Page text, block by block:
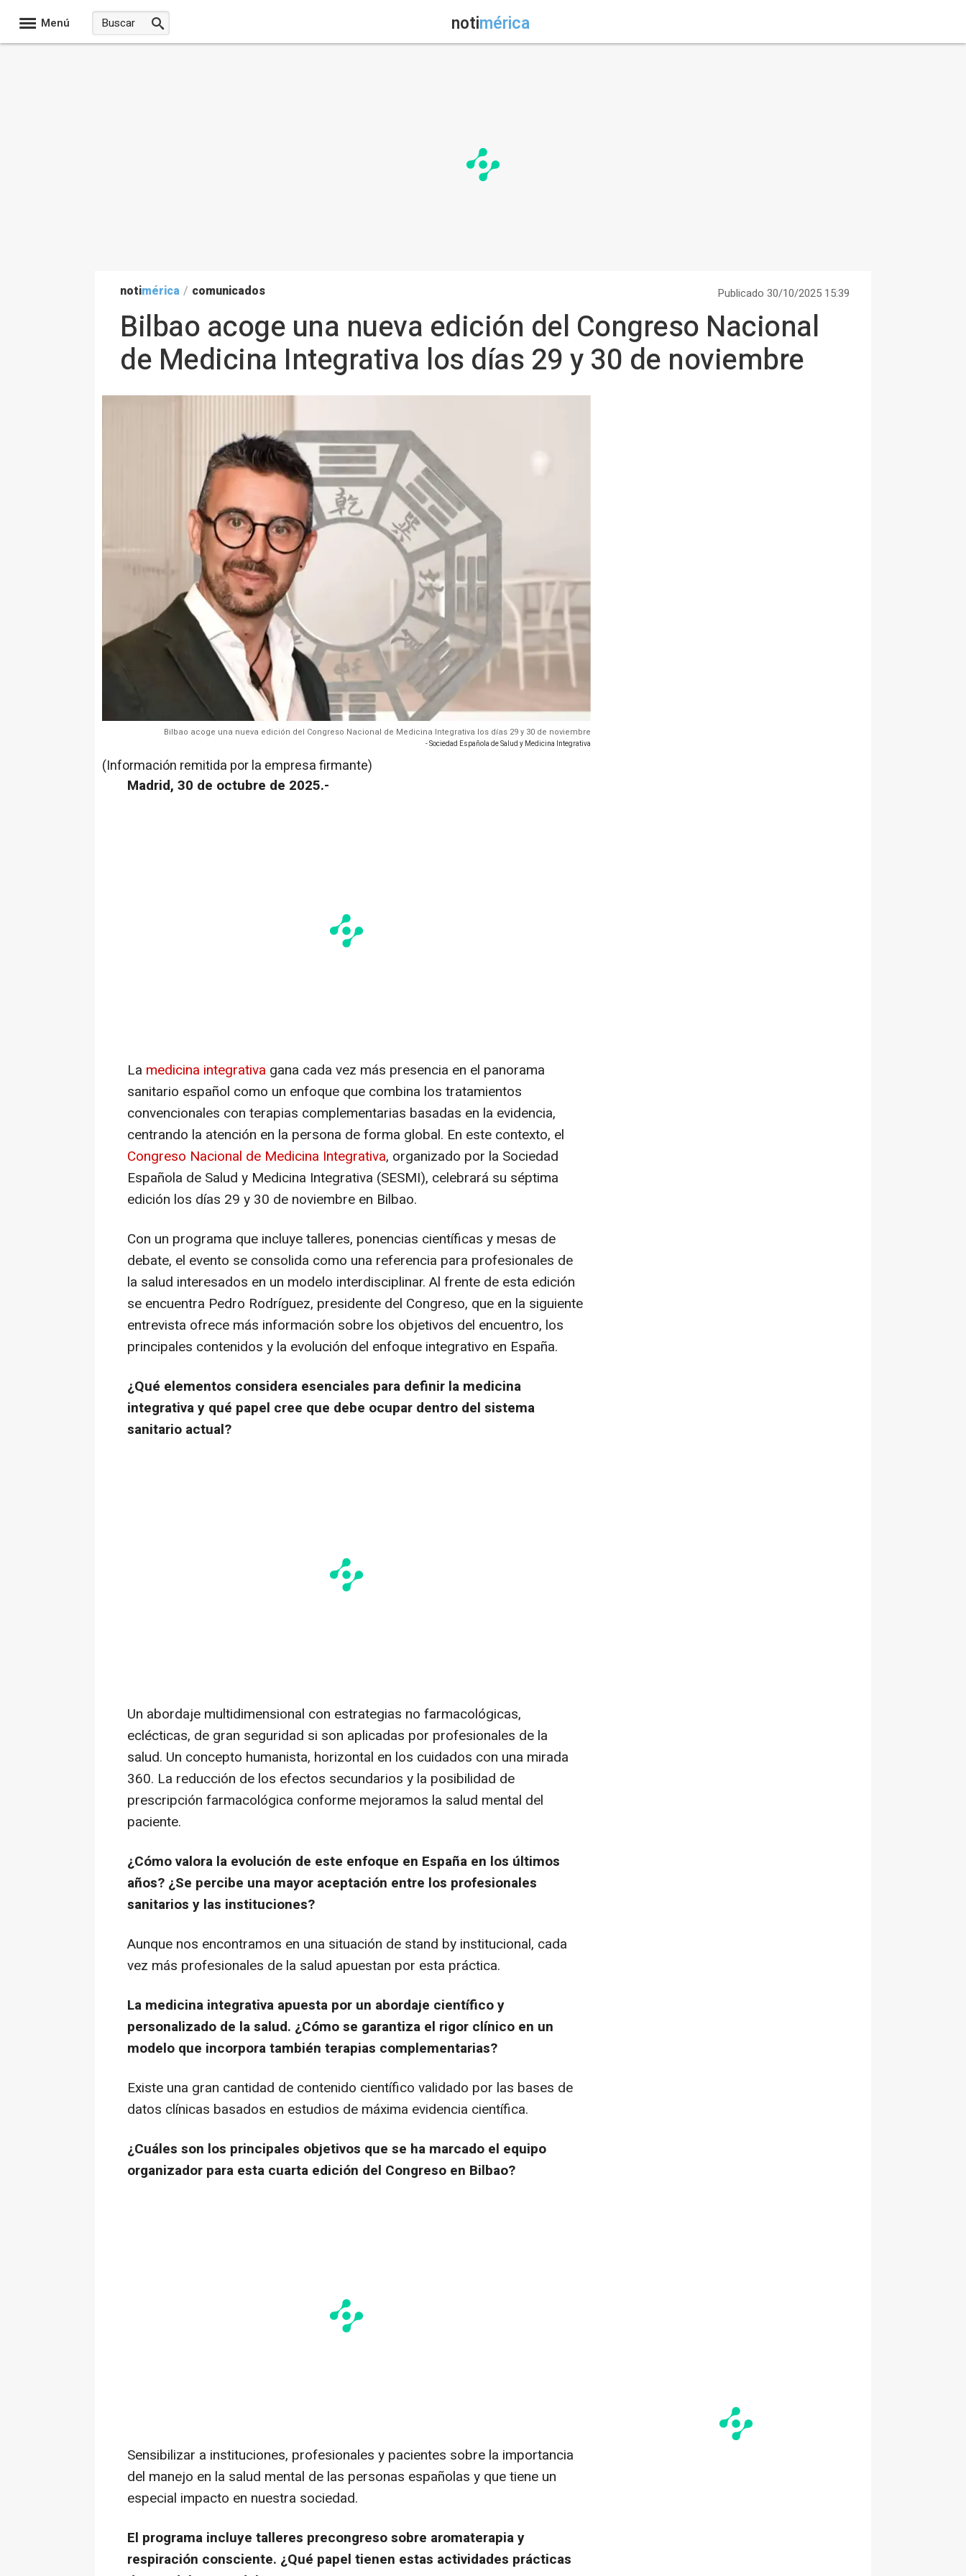
Menú notimérica
notimérica / comunicados Publicado 30/10/2025 15:39
Bilbao acoge una nueva edición del Congreso Nacional
de Medicina Integrativa los días 29 y 30 de noviembre
Bilbao acoge una nueva edición del Congreso Nacional de Medicina Integrativa los días 29 y 30 de noviembre
- Sociedad Española de Salud y Medicina Integrativa
(Información remitida por la empresa firmante)
Madrid, 30 de octubre de 2025.-
La medicina integrativa gana cada vez más presencia en el panorama
sanitario español como un enfoque que combina los tratamientos
convencionales con terapias complementarias basadas en la evidencia,
centrando la atención en la persona de forma global. En este contexto, el
Congreso Nacional de Medicina Integrativa, organizado por la Sociedad
Española de Salud y Medicina Integrativa (SESMI), celebrará su séptima
edición los días 29 y 30 de noviembre en Bilbao.
Con un programa que incluye talleres, ponencias científicas y mesas de
debate, el evento se consolida como una referencia para profesionales de
la salud interesados en un modelo interdisciplinar. Al frente de esta edición
se encuentra Pedro Rodríguez, presidente del Congreso, que en la siguiente
entrevista ofrece más información sobre los objetivos del encuentro, los
principales contenidos y la evolución del enfoque integrativo en España.
¿Qué elementos considera esenciales para definir la medicina
integrativa y qué papel cree que debe ocupar dentro del sistema
sanitario actual?
Un abordaje multidimensional con estrategias no farmacológicas,
eclécticas, de gran seguridad si son aplicadas por profesionales de la
salud. Un concepto humanista, horizontal en los cuidados con una mirada
360. La reducción de los efectos secundarios y la posibilidad de
prescripción farmacológica conforme mejoramos la salud mental del
paciente.
¿Cómo valora la evolución de este enfoque en España en los últimos
años? ¿Se percibe una mayor aceptación entre los profesionales
sanitarios y las instituciones?
Aunque nos encontramos en una situación de stand by institucional, cada
vez más profesionales de la salud apuestan por esta práctica.
La medicina integrativa apuesta por un abordaje científico y
personalizado de la salud. ¿Cómo se garantiza el rigor clínico en un
modelo que incorpora también terapias complementarias?
Existe una gran cantidad de contenido científico validado por las bases de
datos clínicas basados en estudios de máxima evidencia científica.
¿Cuáles son los principales objetivos que se ha marcado el equipo
organizador para esta cuarta edición del Congreso en Bilbao?
Sensibilizar a instituciones, profesionales y pacientes sobre la importancia
del manejo en la salud mental de las personas españolas y que tiene un
especial impacto en nuestra sociedad.
El programa incluye talleres precongreso sobre aromaterapia y
respiración consciente. ¿Qué papel tienen estas actividades prácticas